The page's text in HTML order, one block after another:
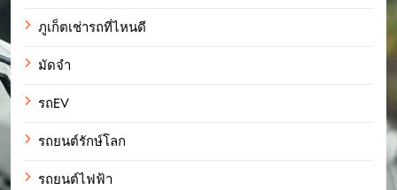
ภูเก็ตเช่ารถที่ไหนดี
มัดจำ
รถEV
รถยนต์รักษ์โลก
รถยนต์ไฟฟ้า